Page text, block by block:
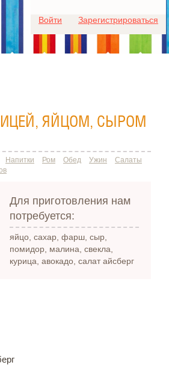
Войти Зарегистрироваться
ЯЙЦОМ, СЫРОМ
Напитки Ром Обед Ужин
Салаты
Для приготовления нам
потребуется:
яйцо, сахар, фарш, сыр,
помидор, малина, свекла,
курица, авокадо, салат айсберг
Для любых предложений по